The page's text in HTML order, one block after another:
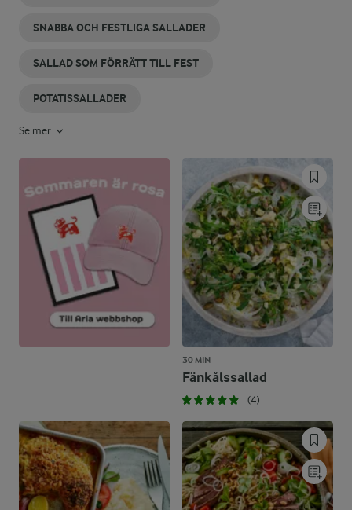
SNABBA OCH FESTLIGA SALLADER
SALLAD SOM FÖRRÄTT TILL FEST
POTATISSALLADER
Se mer
30 MIN
Fänkålssallad
(4)